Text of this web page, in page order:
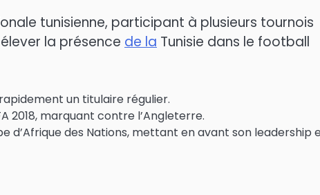
tunisienne, participant à plusieurs tournois
la présence de la Tunisie dans le football
un titulaire régulier.
2018, marquant contre l’Angleterre.
d’Afrique des Nations, mettant en avant son leadership